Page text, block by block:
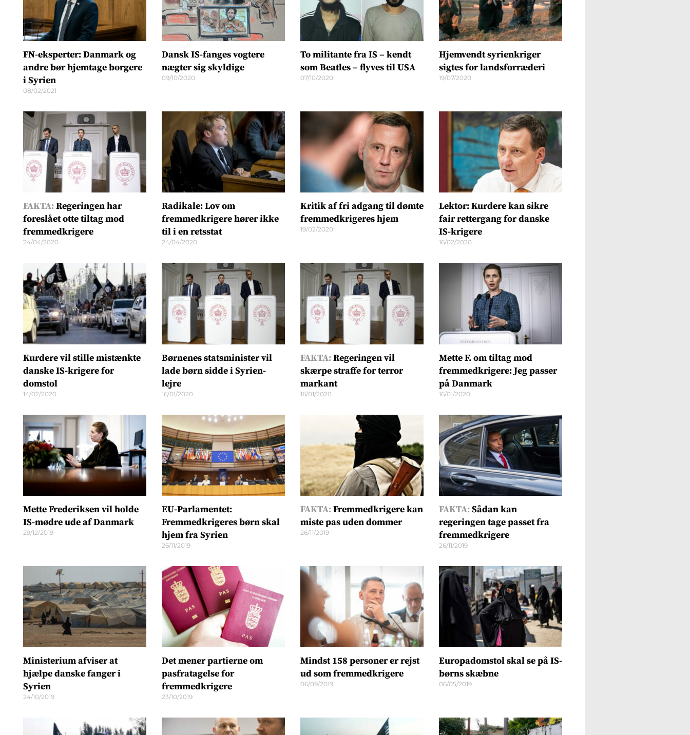
FN-eksperter: Danmark og
andre bør hjemtage borgere
i Syrien
08/02/2021
Dansk IS-fanges vogtere
nægter sig skyldige
09/10/2020
To militante fra IS – kendt
som Beatles – flyves til USA
07/10/2020
Hjemvendt syrienkriger
sigtes for landsforræderi
19/07/2020
FAKTA:Regeringen har
foreslået otte tiltag mod
fremmedkrigere
24/04/2020
Radikale: Lov om
fremmedkrigere hører ikke
til i en retsstat
24/04/2020
Kritik af fri adgang til dømte
fremmedkrigeres hjem
19/02/2020
Lektor: Kurdere kan sikre
fair rettergang for danske
IS-krigere
16/02/2020
Kurdere vil stille mistænkte
danske IS-krigere for
domstol
14/02/2020
Børnenes statsminister vil
lade børn sidde i Syrien-
lejre
16/01/2020
FAKTA:Regeringen vil
skærpe straffe for terror
markant
16/01/2020
Mette F. om tiltag mod
fremmedkrigere: Jeg passer
på Danmark
16/01/2020
Mette Frederiksen vil holde
IS-mødre ude af Danmark
29/12/2019
EU-Parlamentet:
Fremmedkrigeres børn skal
hjem fra Syrien
26/11/2019
FAKTA:Fremmedkrigere kan
miste pas uden dommer
26/11/2019
FAKTA:Sådan kan
regeringen tage passet fra
fremmedkrigere
26/11/2019
Ministerium afviser at
hjælpe danske fanger i
Syrien
24/10/2019
Det mener partierne om
pasfratagelse for
fremmedkrigere
23/10/2019
Mindst 158 personer er rejst
ud som fremmedkrigere
06/09/2019
Europadomstol skal se på IS-
børns skæbne
06/05/2019